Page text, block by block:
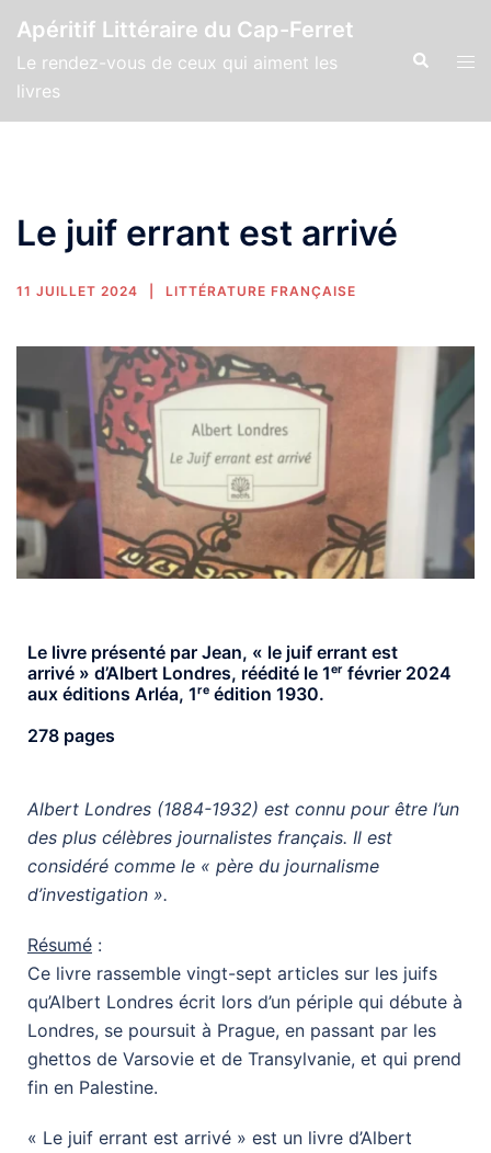
Apéritif Littéraire du Cap-Ferret
Le rendez-vous de ceux qui aiment les
livres
Le juif errant est arrivé
11 JUILLET 2024 LITTÉRATURE FRANÇAISE
Le livre présenté par Jean, « le juif errant est
arrivé » d’Albert Londres, réédité le 1ᵉʳ février 2024
aux éditions Arléa, 1ʳᵉ édition 1930.
278 pages
Albert Londres (1884-1932) est connu pour être l’un
des plus célèbres journalistes français. Il est
considéré comme le « père du journalisme
d’investigation ».
Résumé :
Ce livre rassemble vingt-sept articles sur les juifs
qu’Albert Londres écrit lors d’un périple qui débute à
Londres, se poursuit à Prague, en passant par les
ghettos de Varsovie et de Transylvanie, et qui prend
fin en Palestine.
« Le juif errant est arrivé » est un livre d’Albert